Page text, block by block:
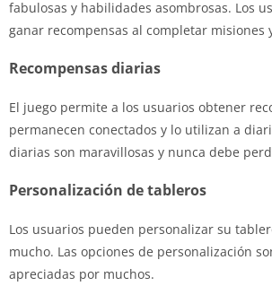
fabulosas y habilidades asombrosas. Los
ganar recompensas al completar misiones
Recompensas diarias
El juego permite a los usuarios obtener
permanecen conectados y lo utilizan a
diarias son maravillosas y nunca debe
Personalización de tableros
Los usuarios pueden personalizar su
mucho. Las opciones de personalización
apreciadas por muchos.